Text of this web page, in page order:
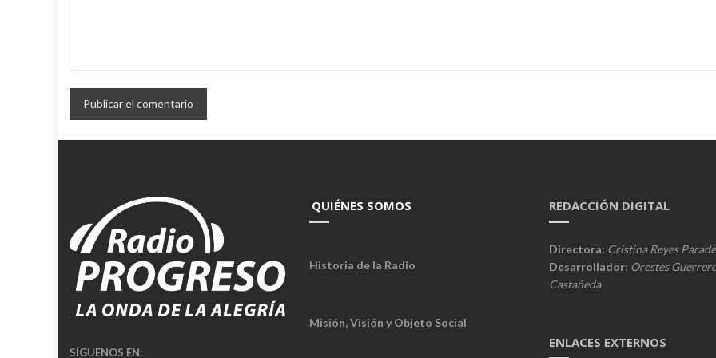
SÍGUENOS EN:
QUIÉNES SOMOS
Historia de la Radio
Misión, Visión y Objeto Social
REDACCIÓN DIGITAL
Directora: Cristina Reyes
Desarrollador: Orestes
Castañeda
ENLACES EXTERNOS